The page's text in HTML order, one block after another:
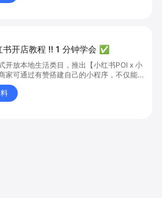
书开店教程 ‼️ 1 分钟学会 ✅
开放本地生活类目，推出【小红书POI x 小
家可通过有赞搭建自己的小程序，不仅能上
把内容种草、线上下单、到店核销一键打
触达更多流量！